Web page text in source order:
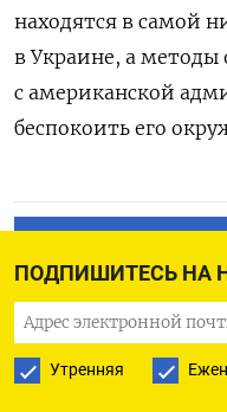
ПОДПИШИТЕСЬ НА
Утренняя
находятся в самой
в Украине, а методы
с американской
беспокоить его